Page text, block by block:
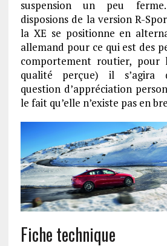
suspension un peu
disposions de la version R-
la XE se positionne en
allemand pour ce qui est des
comportement routier,
qualité perçue) il s’agira
question d’appréciation
le fait qu’elle n’existe pas en
Fiche technique